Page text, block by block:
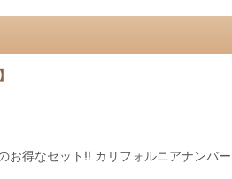
得なセット!! カリフォルニアナンバ